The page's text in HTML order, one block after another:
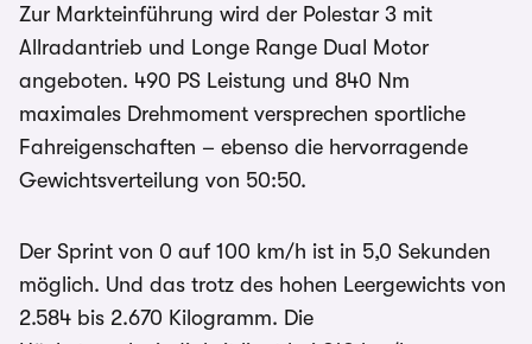
Zur Markteinführung wird der Polestar 3 mit
Allradantrieb und Longe Range Dual Motor
angeboten. 490 PS Leistung und 840 Nm
maximales Drehmoment versprechen sportliche
Fahreigenschaften – ebenso die hervorragende
Gewichtsverteilung von 50:50.
Der Sprint von 0 auf 100 km/h ist in 5,0 Sekunden
möglich. Und das trotz des hohen Leergewichts von
2.584 bis 2.670 Kilogramm. Die